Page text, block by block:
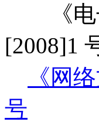
《电子
[2008]1
《网
号